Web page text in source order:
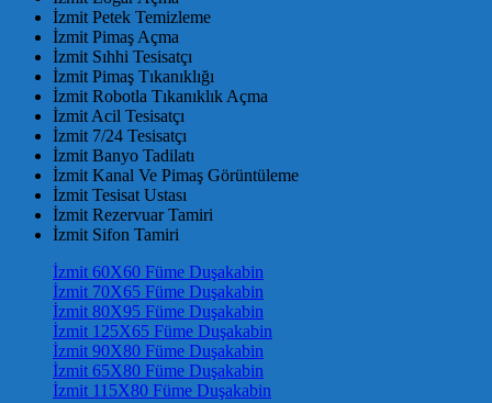
İzmit Petek Temizleme
İzmit Pimaş Açma
İzmit Sıhhi Tesisatçı
İzmit Pimaş Tıkanıklığı
İzmit Robotla Tıkanıklık Açma
İzmit Acil Tesisatçı
İzmit 7/24 Tesisatçı
İzmit Banyo Tadilatı
İzmit Kanal Ve Pimaş Görüntüleme
İzmit Tesisat Ustası
İzmit Rezervuar Tamiri
İzmit Sifon Tamiri
İzmit 60X60 Füme Duşakabin
İzmit 70X65 Füme Duşakabin
İzmit 80X95 Füme Duşakabin
İzmit 125X65 Füme Duşakabin
İzmit 90X80 Füme Duşakabin
İzmit 65X80 Füme Duşakabin
İzmit 115X80 Füme Duşakabin